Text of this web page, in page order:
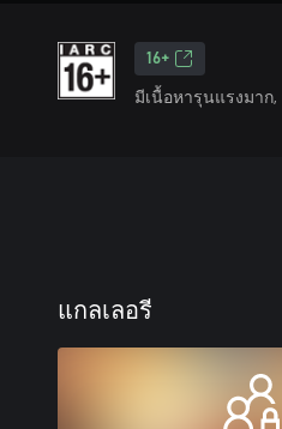
16+
มีเนื้อหารุนแรงมาก
แกลเลอรี